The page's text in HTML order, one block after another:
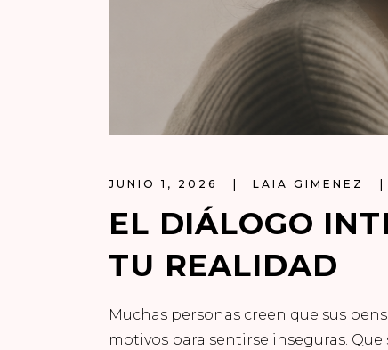
JUNIO 1, 2026 LAIA GIMENEZ
EL DIÁLOGO
TU REALIDAD
Muchas personas creen que sus
motivos para sentirse inseguras.